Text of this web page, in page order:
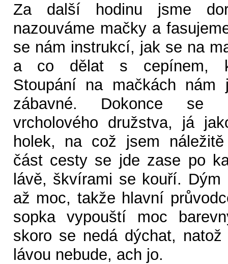
Za další hodinu jsme
nazouváme mačky a
se nám instrukcí, jak se na
a co dělat s cepínem,
Stoupání na mačkách
zábavné. Dokonce se
vrcholového družstva, já
holek, na což jsem
část cesty se jde zase po
lávě, škvírami se kouří. Dým
až moc, takže hlavní
sopka vypouští moc
skoro se nedá dýchat,
lávou nebude, ach jo.